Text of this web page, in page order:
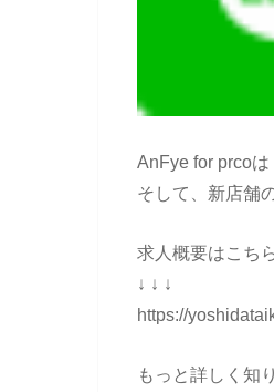
AnFye for prcoは
そして、新店舗
求人概要はこちら
↓ ↓ ↓
https://
もっと詳しく知